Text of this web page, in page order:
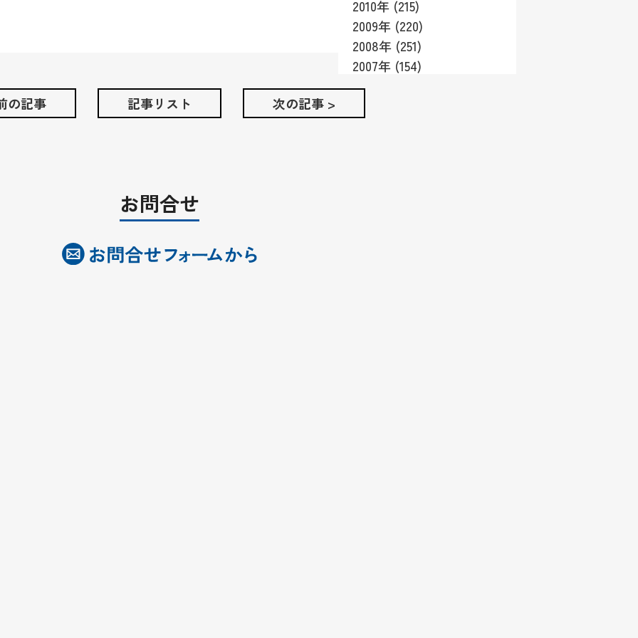
2010年 (215)
2009年 (220)
2008年 (251)
2007年 (154)
の記事 記事リスト 次の記事 >
お問合せ